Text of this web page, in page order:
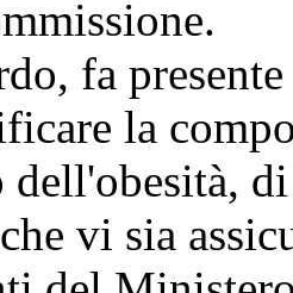
fa presente
la
dell'obesità,
vi sia